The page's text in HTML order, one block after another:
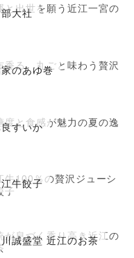
大社
と出世を願う近江一宮の
のあゆ巻
香る、丸ごと味わう贅沢
すいか
度と食感が魅力の夏の逸
牛餃子
牛100％の贅沢ジューシ
子
誠盛堂 近江のお茶
が息づく香り高き近江の